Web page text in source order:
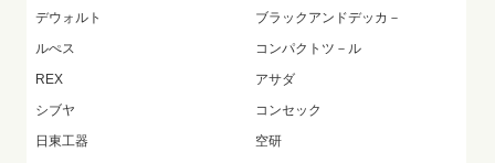
デウォルト
ブラックアンドデッカ－
ルぺス
コンパクトツ－ル
REX
アサダ
シブヤ
コンセック
日東工器
空研